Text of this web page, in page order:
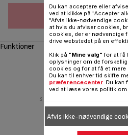
FØJ TIL
Funktioner
‹
Du kan acceptere eller
ved at klikke på "Accepter
"Afvis ikke-nødvendige
at hvis du afviser cookies,
cookies, der er nødvendige
drive webstedet på en
Klik på "Mine valg" for at få
oplysninger om de
cookies og for at få et mere
Du kan til enhver tid skifte
præferencecenter. Du kan
ved at læse vores politik om
Afvis ikke-nødvendige